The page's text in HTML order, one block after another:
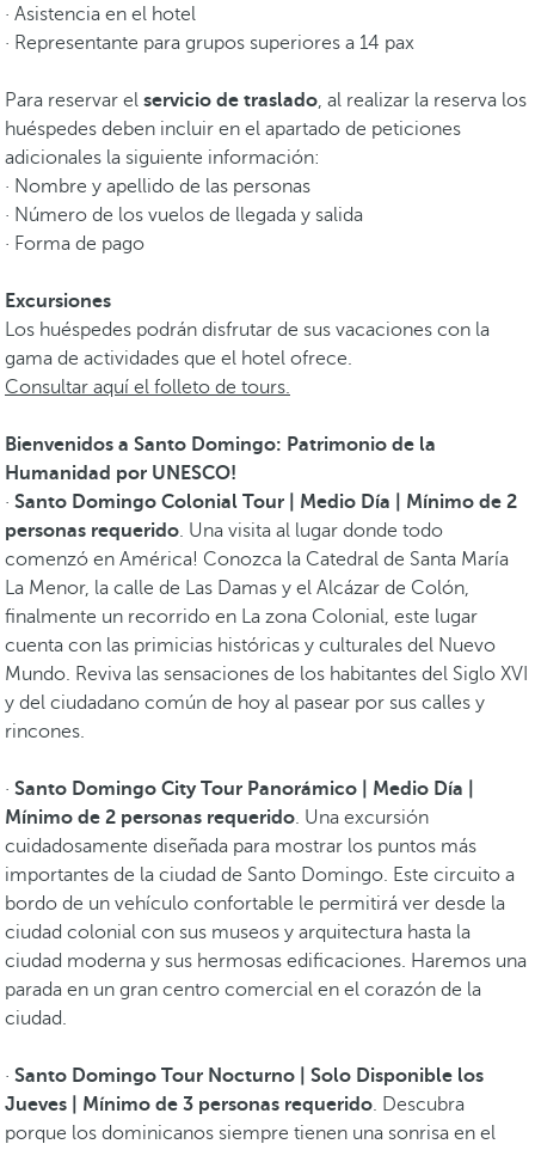
· Asistencia en el hotel
· Representante para grupos superiores a 14 pax
Para reservar el servicio de traslado, al realizar la reserva los
huéspedes deben incluir en el apartado de peticiones
adicionales la siguiente información:
· Nombre y apellido de las personas
· Número de los vuelos de llegada y salida
· Forma de pago
Excursiones
Los huéspedes podrán disfrutar de sus vacaciones con la
gama de actividades que el hotel ofrece.
Consultar aquí el folleto de tours.
Bienvenidos a Santo Domingo: Patrimonio de la
Humanidad por UNESCO!
· Santo Domingo Colonial Tour | Medio Día | Mínimo de 2
personas requerido. Una visita al lugar donde todo
comenzó en América! Conozca la Catedral de Santa María
La Menor, la calle de Las Damas y el Alcázar de Colón,
finalmente un recorrido en La zona Colonial, este lugar
cuenta con las primicias históricas y culturales del Nuevo
Mundo. Reviva las sensaciones de los habitantes del Siglo XVI
y del ciudadano común de hoy al pasear por sus calles y
rincones.
· Santo Domingo City Tour Panorámico | Medio Día |
Mínimo de 2 personas requerido. Una excursión
cuidadosamente diseñada para mostrar los puntos más
importantes de la ciudad de Santo Domingo. Este circuito a
bordo de un vehículo confortable le permitirá ver desde la
ciudad colonial con sus museos y arquitectura hasta la
ciudad moderna y sus hermosas edificaciones. Haremos una
parada en un gran centro comercial en el corazón de la
ciudad.
· Santo Domingo Tour Nocturno | Solo Disponible los
Jueves | Mínimo de 3 personas requerido. Descubra
porque los dominicanos siempre tienen una sonrisa en el